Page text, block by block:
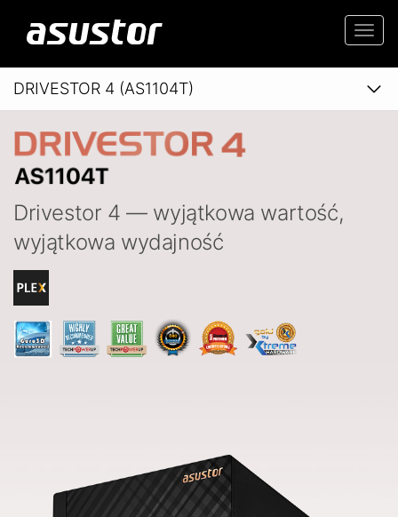
DRIVESTOR 4 (AS1104T)
Drivestor 4 — wyjątkowa wartość,
wyjątkowa wydajność